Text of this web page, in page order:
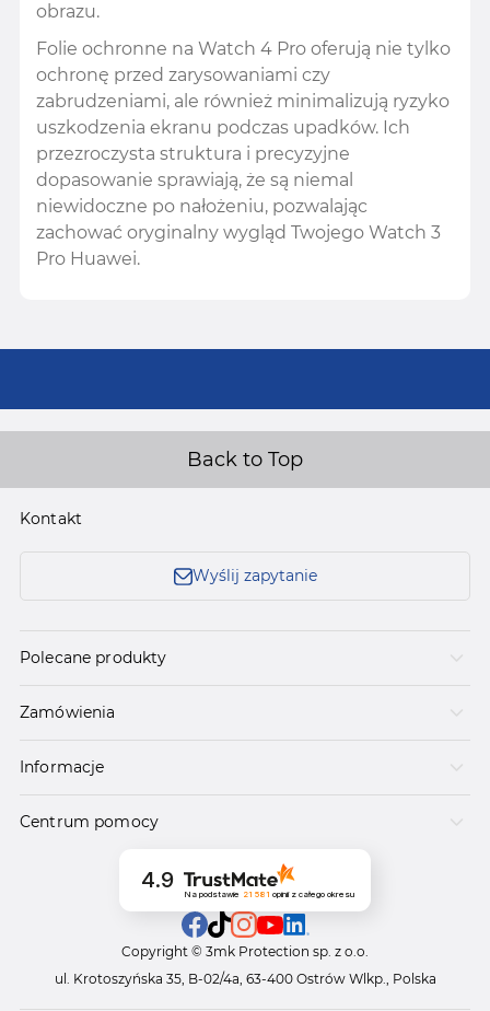
obrazu.
Folie ochronne na Watch 4 Pro oferują nie tylko
ochronę przed zarysowaniami czy
zabrudzeniami, ale również minimalizują ryzyko
uszkodzenia ekranu podczas upadków. Ich
przezroczysta struktura i precyzyjne
dopasowanie sprawiają, że są niemal
niewidoczne po nałożeniu, pozwalając
zachować oryginalny wygląd Twojego Watch 3
Pro Huawei.
Back to Top
Kontakt
Wyślij zapytanie
Polecane produkty
Zamówienia
Informacje
Centrum pomocy
4.9
Na podstawie 21 581 opinii z całego okresu
Copyright © 3mk Protection sp. z o.o.
ul. Krotoszyńska 35, B-02/4a, 63-400 Ostrów Wlkp., Polska